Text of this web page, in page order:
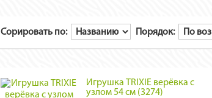
Сорировать по: Порядок:
Игрушка TRIXIE верёвка с
узлом 54 см (3274)